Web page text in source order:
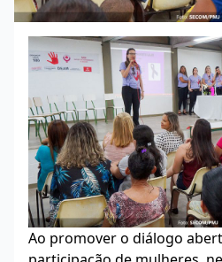
Ao promover o diálogo